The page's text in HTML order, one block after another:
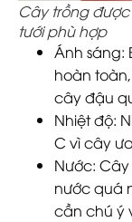
Cây trồng
tưới phù hợp
Ánh sáng:
hoàn
cây đậu
Nhiệt độ:
C vì cây
Nước:
nước quá
cần chú ý